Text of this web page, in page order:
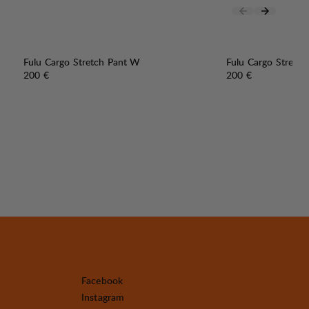
Fulu Cargo Stretch Pant W
Preis:
200 €
Fulu Cargo
Preis:
200 €
Facebook
Instagram